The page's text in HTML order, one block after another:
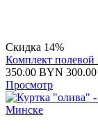
Скидка 14%
Комплект
350.00 BYN 300.00
Просмотр